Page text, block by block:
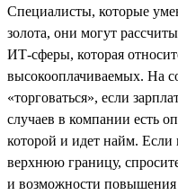
Специалисты, которые
золота, они могут
ИТ-сферы, которая
высокооплачиваемых. На
«торговаться», если
случаев в компании есть
которой и идет найм. Если
верхнюю границу,
и возможности повышения